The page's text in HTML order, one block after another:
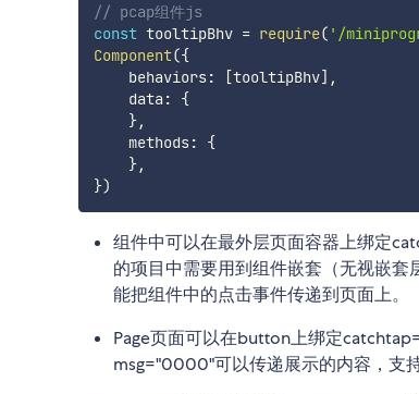
// pcap组件js
const tooltipBhv = require( '/
Component({
    behaviors
: [tooltipBhv] ,
    data
:
{
},
    methods
:
{
},
})
组件中可以在最外层页面容器上绑定
的项目中需要用到组件嵌套（无视嵌
能把组件中的点击事件传递到页面上。
Page页面可以在button上绑定
msg="0000"可以传递展示的内容，支